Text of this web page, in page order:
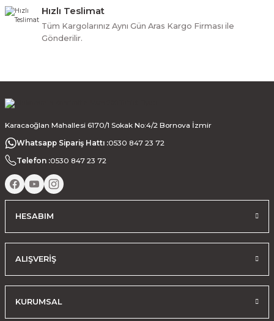
Hızlı Teslimat
Tüm Kargolarınız Aynı Gün Aras Kargo Firması ile
Gönderilir.
Karacaoğlan Mahallesi 6170/1 Sokak No:4/2 Bornova İzmir
Whatsapp Sipariş Hattı :0530 847 23 72
Telefon :0530 847 23 72
HESABIM
ALIŞVERİŞ
KURUMSAL